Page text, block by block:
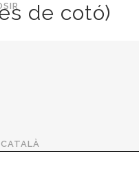
CATALÀ
de cotó)